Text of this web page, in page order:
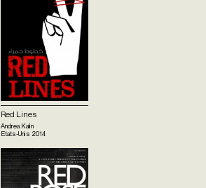
Red Lines
Andrea Kalin
Etats-Unis 2014